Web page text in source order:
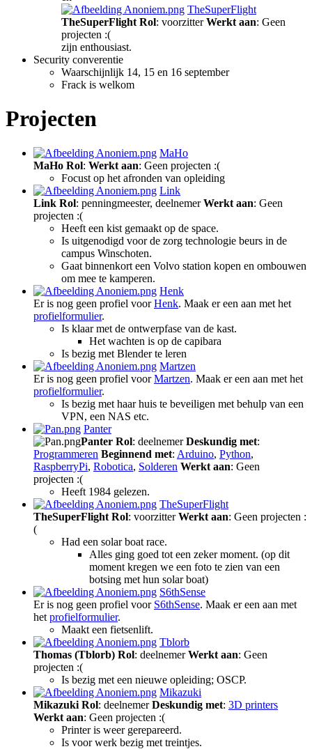
TheSuperFlight
TheSuperFlight Rol: voorzitterWerkt aan: Geen
projecten :(
zijn enthousiast.
Security converentie
Waarschijnlijk 14, 15 en 16 september
Frack is welkom
Projecten
MaHo
MaHo Rol: Werkt aan: Geen projecten :(
Focust op het afronden van opleiding
Link
Link Rol: penningmeester, deelnemerWerkt aan: Geen
projecten :(
Heeft een kist gemaakt op de space.
Is uitgenodigd voor de zorg technologie beurs in de
campus Winschoten.
Gaat binnenkort een Volvo station kopen en ombouwen
om mee te kamperen.
Henk
Er is nog geen profiel voorHenk. Maak er een aan met het
profielformulier.
Is klaar met de ontwerpfase van de kast.
Het wachten is op de capibara
Is bezig met Blender te leren
Martzen
Er is nog geen profiel voorMartzen. Maak er een aan met het
profielformulier.
Is bezig met haar huis te beveiligen met behulp van een
VPN, een NAS etc.
Panter
Panter Rol: deelnemerDeskundig met:
Programmeren Beginnend met: Arduino, Python,
RaspberryPi, Robotica, Solderen Werkt aan: Geen
projecten :(
Heeft 1984 gelezen.
TheSuperFlight
TheSuperFlight Rol: voorzitterWerkt aan: Geen projecten :
(
Had een solar boat race.
Alles ging goed tot een zeker moment. (op dit
moment kregen we een foto te zien van een
botsing met hun solar boat)
S6thSense
Er is nog geen profiel voor S6thSense. Maak er een aan met
het profielformulier.
Maakt een fietsenlift.
Tblorb
Thomas (Tblorb) Rol: deelnemerWerkt aan: Geen
projecten :(
Is bezig met een nieuwe opleiding; OSCP.
Mikazuki
Mikazuki Rol: deelnemerDeskundig met: 3D printers
Werkt aan: Geen projecten :(
Printer is weer gerepareerd.
Is voor werk bezig met treintjes.